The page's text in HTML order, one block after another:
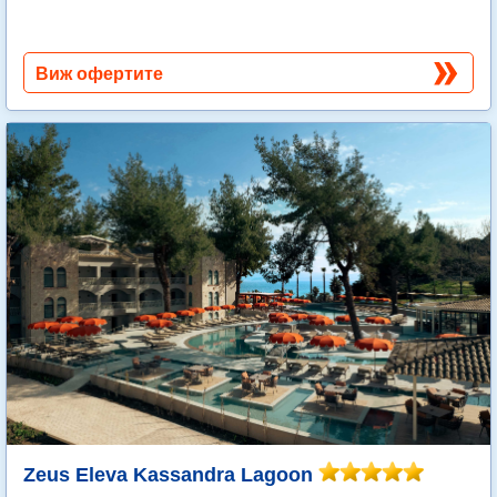
Виж офертите
Zeus Eleva Kassandra Lagoon